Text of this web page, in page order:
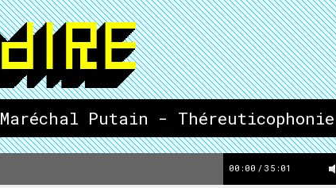
Maréchal Putain - Théreuticophonie
00:00 / 35:01